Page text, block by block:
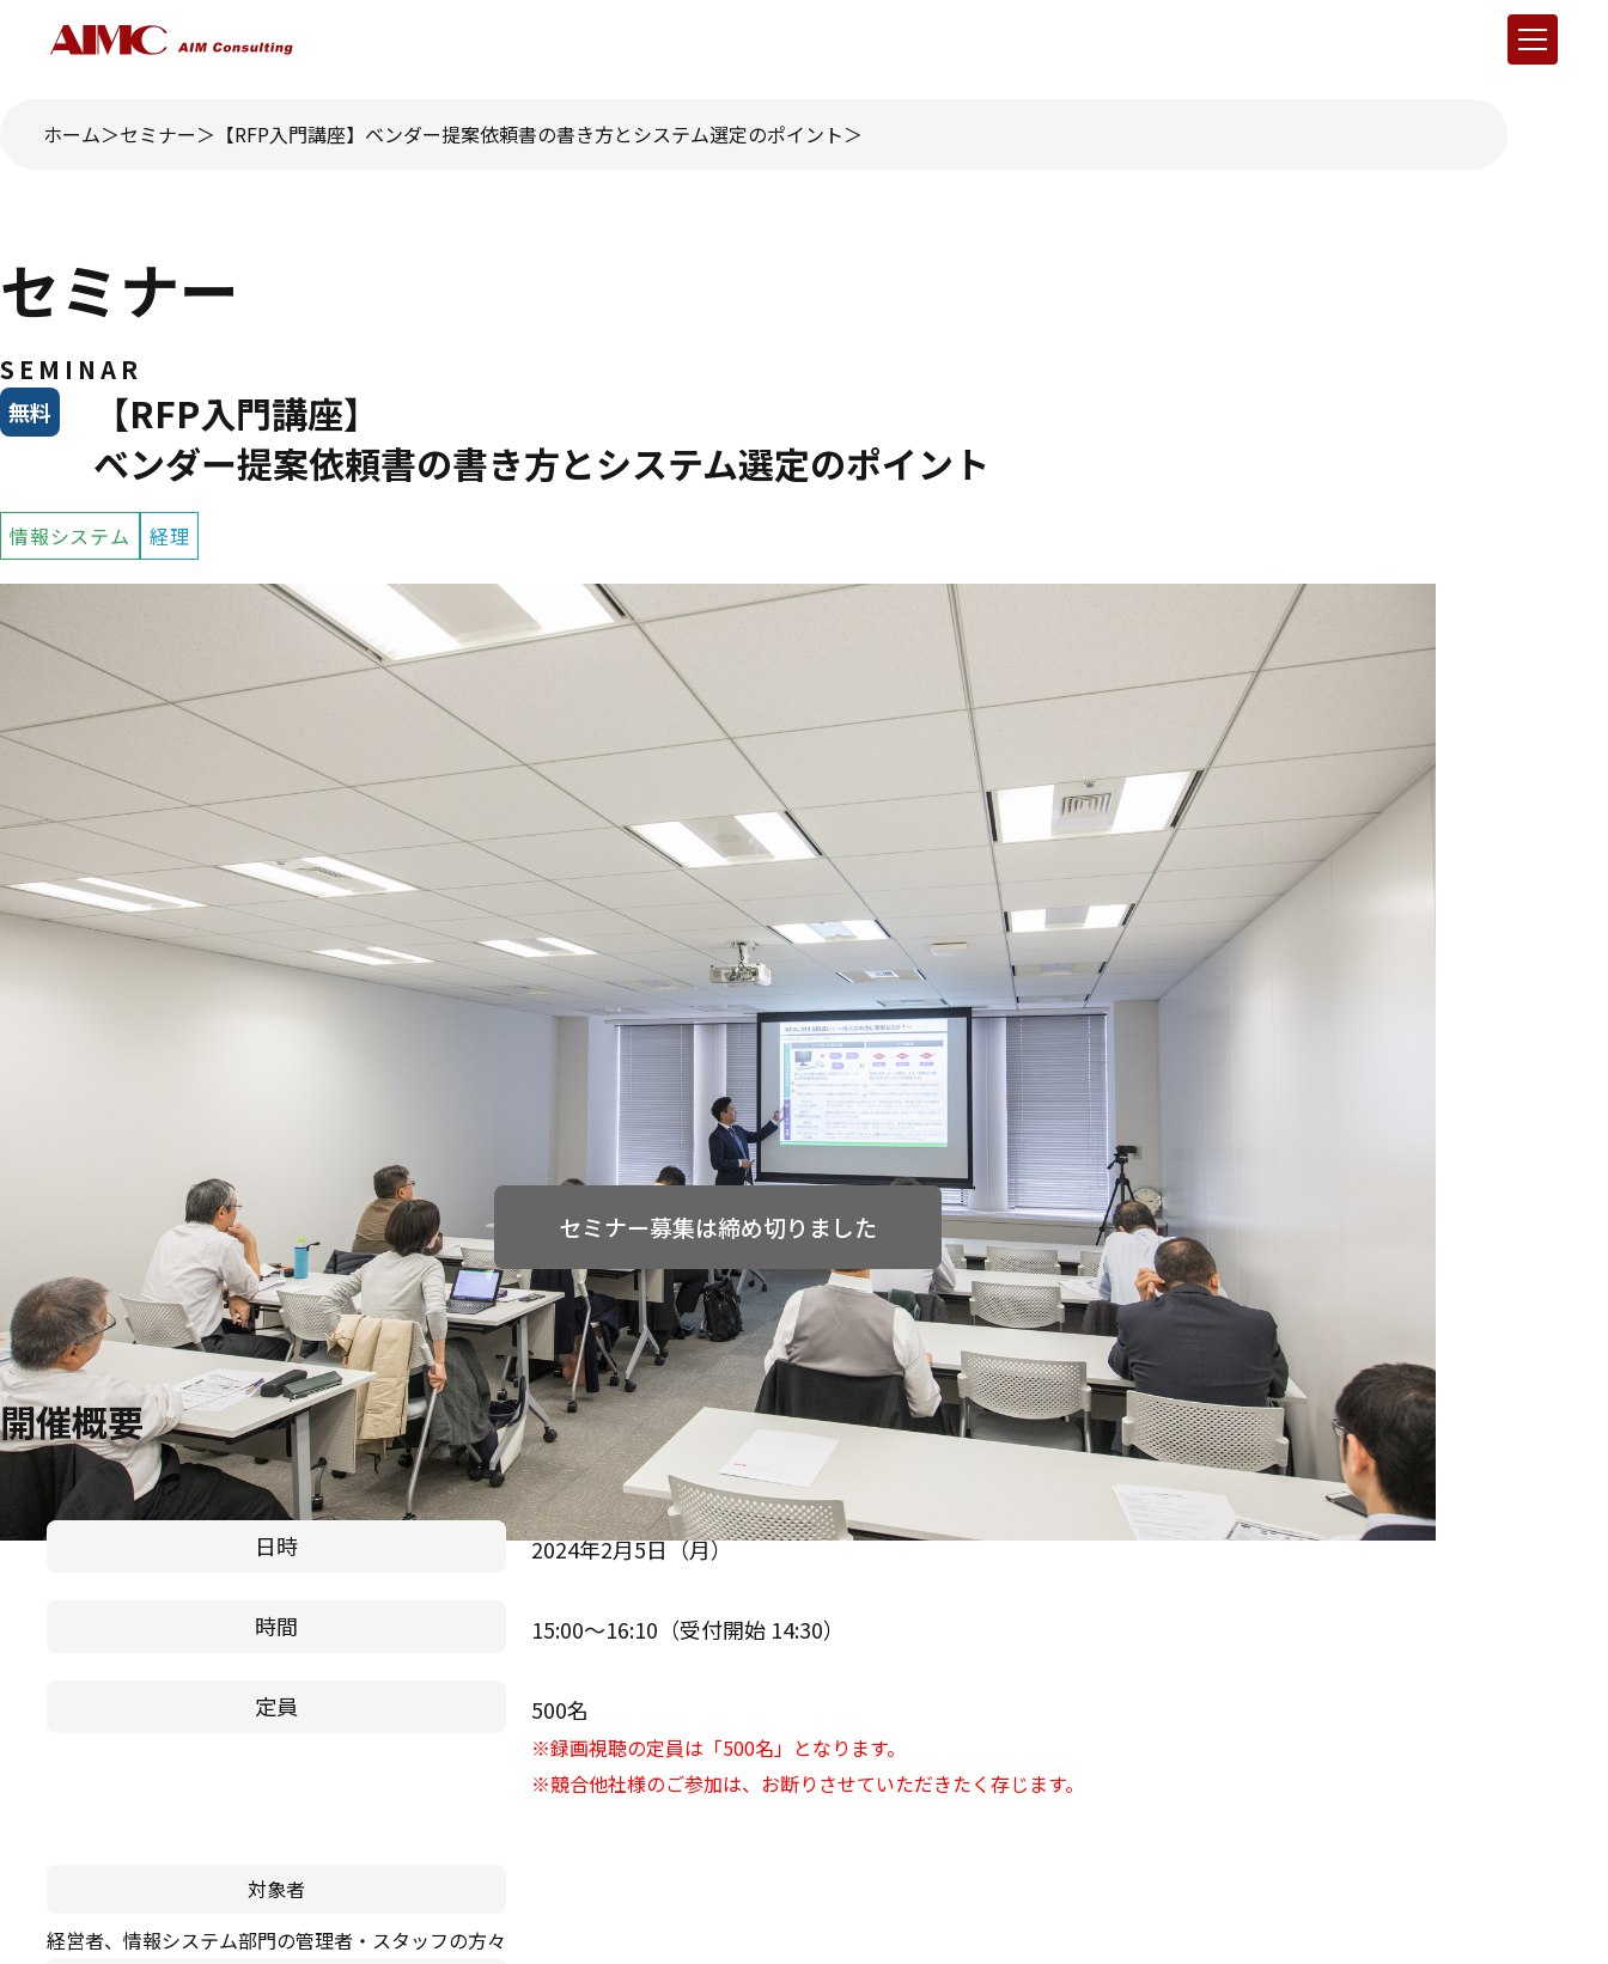
ホーム セミナー 【RFP入門講座】ベンダー提案依頼書の書き方とシステム選定のポイント
セミナー
SEMINAR
【RFP入門講座】
ベンダー提案依頼書の書き方とシステム選定のポイント
無料
情報システム 経理
セミナー募集は締め切りました
開催概要
日時 2024年2月5日（月）
時間 15:00～16:10（受付開始 14:30）
定員 500名
※録画視聴の定員は「500名」となります。
※競合他社様のご参加は、お断りさせていただきたく存じます。
対象者
経営者、情報システム部門の管理者・スタッフの方々